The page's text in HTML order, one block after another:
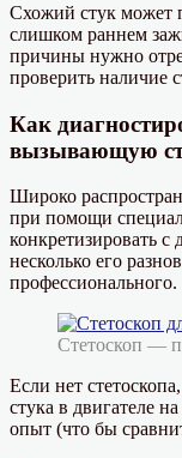
Схожий стук может
слишком раннем
причины нужно
проверить наличие
Как
вызывающую
Широко
при помощи
конкретизировать с
несколько его
профессионального.
Стетоскоп —
Если нет
стука в двигателе
опыт (что бы